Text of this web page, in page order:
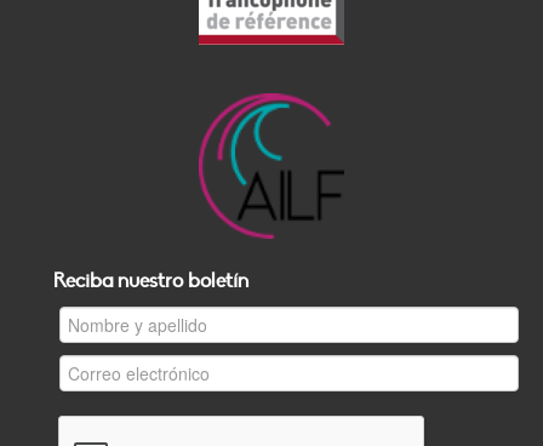
Reciba nuestro boletín